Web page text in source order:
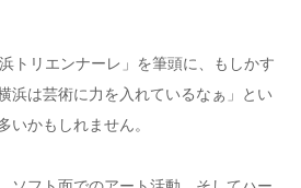
トリエンナーレ」を筆頭に、もしかす
浜は芸術に力を入れているなぁ」とい
いかもしれません。